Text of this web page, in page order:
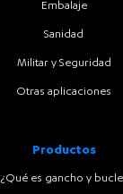
Embalaje
Sanidad
Militar y Seguridad
Otras aplicaciones
Productos
¿Qué es gancho y